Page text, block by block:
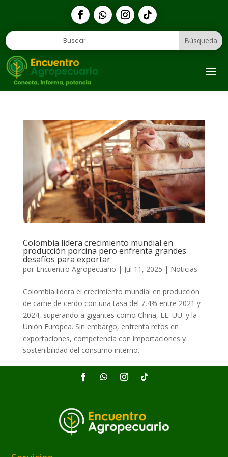
Colombia lidera crecimiento mundial en
producción porcina pero enfrenta grandes
desafíos para exportar
por Encuentro Agropecuario | Jul 11, 2025 | Noticias
Colombia lidera el crecimiento mundial en producción
de carne de cerdo con una tasa del 7,4% entre 2021 y
2024, superando a gigantes como China, EE. UU. y la
Unión Europea. Sin embargo, enfrenta retos en
exportaciones, competencia con importaciones y
sostenibilidad del consumo interno.